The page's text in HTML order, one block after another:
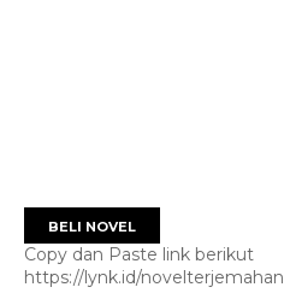
BELI NOVEL
Copy dan Paste link berikut
https://lynk.id/novelterjemahan